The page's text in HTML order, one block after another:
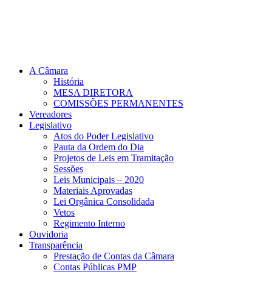
A Câmara
História
MESA DIRETORA
COMISSÕES PERMANENTES
Vereadores
Legislativo
Atos do Poder Legislativo
Pauta da Ordem do Dia
Projetos de Leis em Tramitação
Sessões
Leis Municipais – 2020
Materiais Aprovadas
Lei Orgânica Consolidada
Vetos
Regimento Interno
Ouvidoria
Transparência
Prestação de Contas da Câmara
Contas Públicas PMP